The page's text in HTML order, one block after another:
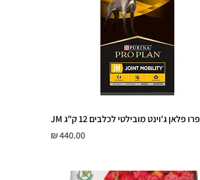
פרו פלאן ג'וינט מובילטי לכלבים 12 ק"ג JM
מחיר